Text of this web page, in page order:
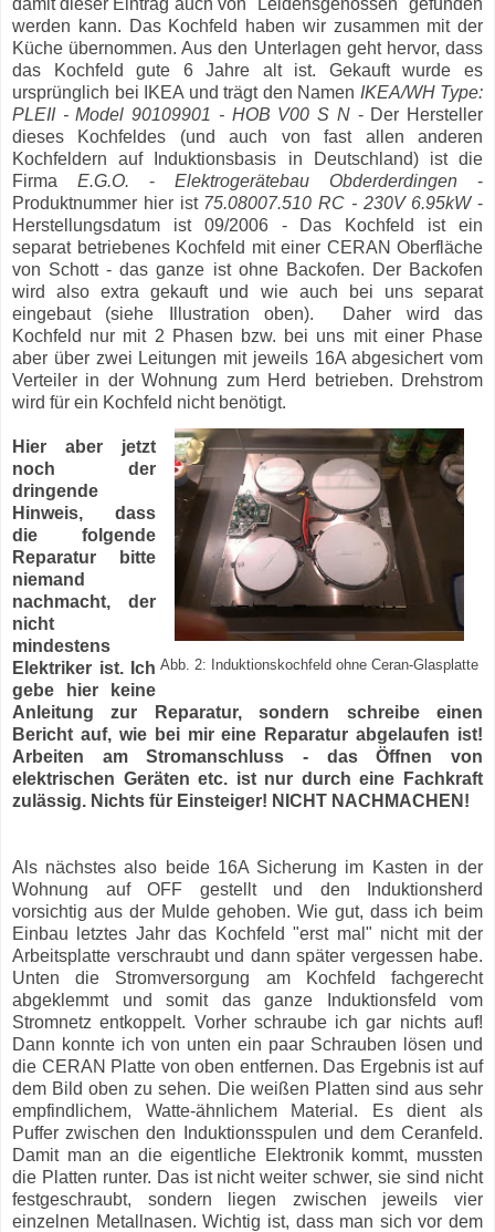
werden kann. Das Kochfeld haben wir zusammen mit der
Küche übernommen. Aus den Unterlagen geht hervor, dass
das Kochfeld gute 6 Jahre alt ist. Gekauft wurde es
ursprünglich bei IKEA und trägt den Namen IKEA/WH Type:
PLEII - Model 90109901 - HOB V00 S N- Der Hersteller
dieses Kochfeldes (und auch von fast allen anderen
Kochfeldern auf Induktionsbasis in Deutschland) ist die
Firma E.G.O. - Elektrogerätebau Obderderdingen -
Produktnummer hier ist 75.08007.510 RC - 230V 6.95kW-
Herstellungsdatum ist 09/2006 - Das Kochfeld ist ein
separat betriebenes Kochfeld mit einer CERAN Oberfläche
von Schott - das ganze ist ohne Backofen. Der Backofen
wird also extra gekauft und wie auch bei uns separat
eingebaut (siehe Illustration oben). Daher wird das
Kochfeld nur mit 2 Phasen bzw. bei uns mit einer Phase
aber über zwei Leitungen mit jeweils 16A abgesichert vom
Verteiler in der Wohnung zum Herd betrieben. Drehstrom
wird für ein Kochfeld nicht benötigt.
Abb. 2: Induktionskochfeld ohne Ceran-Glasplatte
Hier aber jetzt
noch der
dringende
Hinweis, dass
die folgende
Reparatur bitte
niemand
nachmacht, der
nicht
mindestens
Elektriker ist. Ich
gebe hier keine
Anleitung zur Reparatur, sondern schreibe einen
Bericht auf, wie bei mir eine Reparatur abgelaufen ist!
Arbeiten am Stromanschluss - das Öffnen von
elektrischen Geräten etc. ist nur durch eine Fachkraft
zulässig. Nichts für Einsteiger! NICHT NACHMACHEN!
Als nächstes also beide 16A Sicherung im Kasten in der
Wohnung auf OFF gestellt und den Induktionsherd
vorsichtig aus der Mulde gehoben. Wie gut, dass ich beim
Einbau letztes Jahr das Kochfeld "erst mal" nicht mit der
Arbeitsplatte verschraubt und dann später vergessen habe.
Unten die Stromversorgung am Kochfeld fachgerecht
abgeklemmt und somit das ganze Induktionsfeld vom
Stromnetz entkoppelt. Vorher schraube ich gar nichts auf!
Dann konnte ich von unten ein paar Schrauben lösen und
die CERAN Platte von oben entfernen. Das Ergebnis ist auf
dem Bild oben zu sehen. Die weißen Platten sind aus sehr
empfindlichem, Watte-ähnlichem Material. Es dient als
Puffer zwischen den Induktionsspulen und dem Ceranfeld.
Damit man an die eigentliche Elektronik kommt, mussten
die Platten runter. Das ist nicht weiter schwer, sie sind nicht
festgeschraubt, sondern liegen zwischen jeweils vier
einzelnen Metallnasen. Wichtig ist, dass man sich vor dem